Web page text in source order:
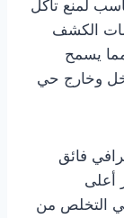
لمنع تآكل
الكشف
مما يسمح
وخارج حي
فائق
أعلى
التخلص من